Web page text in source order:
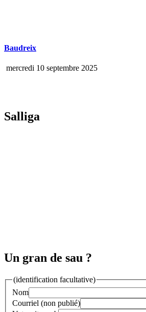
Baudreix
mercredi 10 septembre 2025
Salliga
Un gran de sau ?
(identification facultative)
Nom
Courriel (non publié)